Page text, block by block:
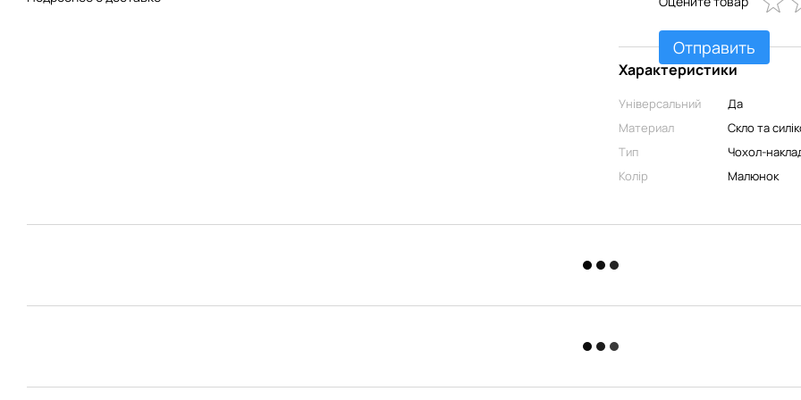
Отправить
Характеристики
Універсальний
Да
Материал
Скло та
Тип
Чохол-
Колір
Малюнок